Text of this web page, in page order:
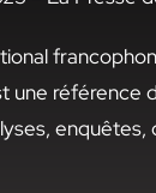
une référence